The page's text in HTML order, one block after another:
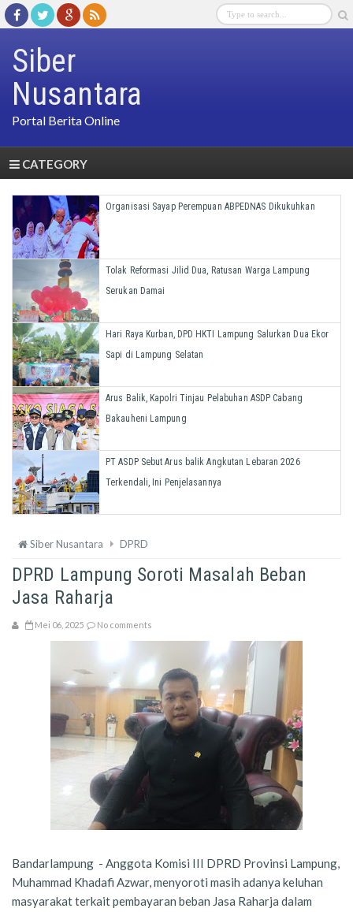
Siber
Nusantara
Portal Berita Online
CATEGORY
Organisasi Sayap Perempuan ABPEDNAS Dikukuhkan
Tolak Reformasi Jilid Dua, Ratusan Warga Lampung
Serukan Damai
Hari Raya Kurban, DPD HKTI Lampung Salurkan Dua Ekor
Sapi di Lampung Selatan
Arus Balik, Kapolri Tinjau Pelabuhan ASDP Cabang
Bakauheni Lampung
PT ASDP Sebut Arus balik Angkutan Lebaran 2026
Terkendali, Ini Penjelasannya
Siber Nusantara DPRD
DPRD Lampung Soroti Masalah Beban
Jasa Raharja
Mei 06, 2025 No comments
Bandarlampung - Anggota Komisi III DPRD Provinsi Lampung,
Muhammad Khadafi Azwar, menyoroti masih adanya keluhan
masyarakat terkait pembayaran beban Jasa Raharja dalam